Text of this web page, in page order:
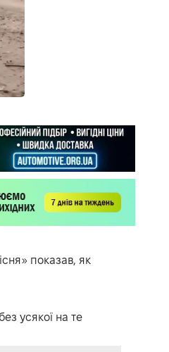
показав, як
усякої на те